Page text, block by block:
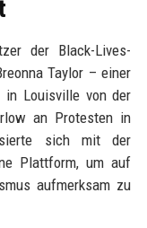
der Black-Lives-
Taylor – einer
in Louisville von der
an Protesten in
sich mit der
Plattform, um auf
aufmerksam zu